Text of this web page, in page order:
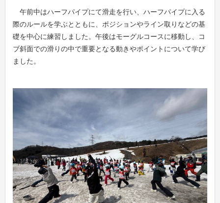
午前中はハーフパイプにて滑走を行い、ハーフパイプに入る
際のルールを学ぶとともに、ポジションやライン取りなどの基
礎を中心に練習しました。午後はモーグルコースに移動し、コ
ブ斜面での滑りの中で重要となる動きやポイントについて学び
ました。